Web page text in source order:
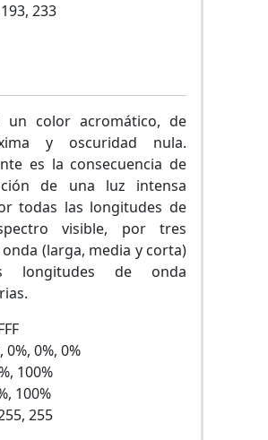
233
un color acromático, de
y oscuridad nula.
es la consecuencia de
de una luz intensa
todas las longitudes de
visible, por tres
(larga, media y corta)
de onda
0%, 0%, 0%
100%
100%
255